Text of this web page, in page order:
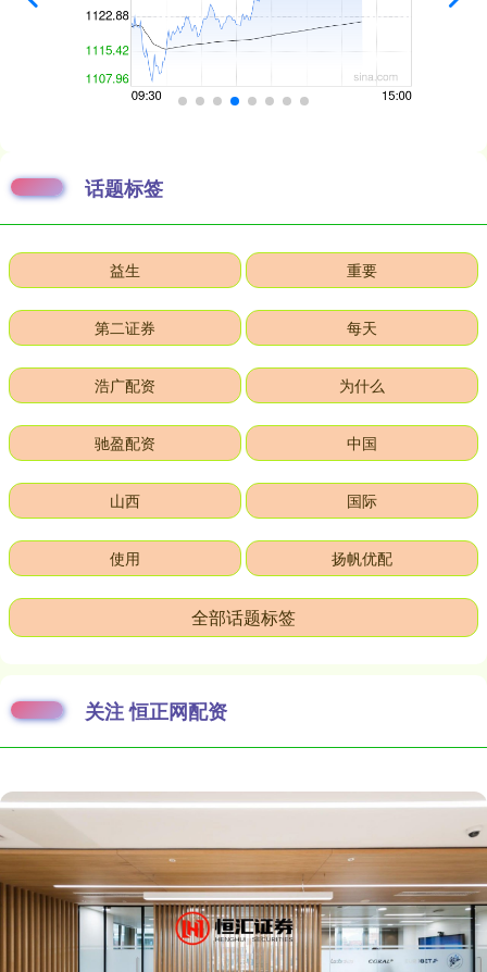
话题标签
益生 重要
第二证券 每天
浩广配资 为什么
驰盈配资 中国
山西 国际
使用 扬帆优配
全部话题标签
关注 恒正网配资